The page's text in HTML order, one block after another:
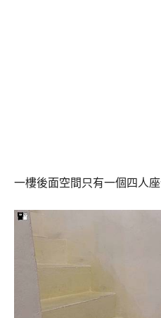
一樓後面空間只有一個四人座